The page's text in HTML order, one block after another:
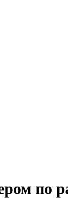
по